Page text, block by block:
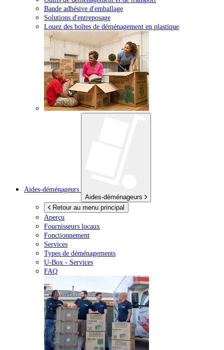
Bande adhésive d'emballage
Solutions d'entreposage
Louez des boîtes de déménagement en plastique
Aides-déménageurs
Aides-déménageurs
Retour au menu principal
Aperçu
Fournisseurs locaux
Fonctionnement
Services
Types de déménagements
U-Box - Services
FAQ